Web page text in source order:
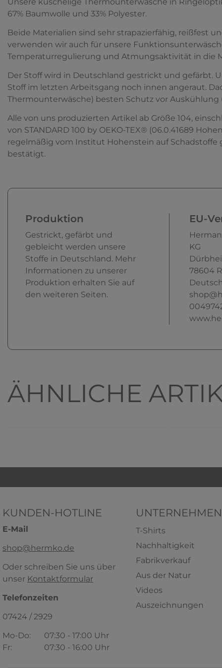
Unsere kuschelige Thermounterwäsche in
67% Baumwolle und 33% Polyester.
Beide Materialien sind sehr strapazierfähig, reißfest
verwenden wir auch für unsere
Temperaturregulierung und Atmungsaktivität in die
Der Stoff wird in Deutschland gestrickt und gefärbt.
Stoff im letzten Arbeitsgang noch innen angeraut.
Thermounterwäsche) besten Schutz vor
Alle von uns produzierten Artikel ab Größe 104,
von STANDARD 100 by OEKO-TEX® (06.0.41689
regelmäßig vom Institut Hohenstein auf
bestätigt.
Produktion
Gestrickt, gefärbt und
gebleicht werden unsere
Stoffe in Deutschland. Mehr
Informationen zu unserer
Produktion erhalten Sie auf
den weiteren Seiten.
EU-
KG
78604
ÄHNLICHE
HERMKO 17310 Damen Tank Top
softweich Dank 50% Modal
50% Baumwolle/50% Modal
+ 4 ab
KUNDEN-HOTLINE
E-Mail
shop@hermko.de
Oder schreiben Sie uns über
unser Kontaktformular
Telefonzeiten
07424 / 2929
Mo-Do:
07:30 - 17:00 Uhr
Fr:
07:30 - 16:00 Uhr
UNTERNEHMEN
T-Shirts
Nachhaltigkeit
Fabrikverkauf
Aus der Natur
Videos
Auszeichnungen